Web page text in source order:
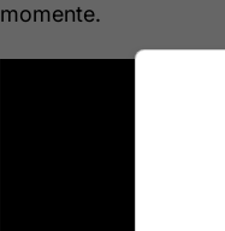
momente.